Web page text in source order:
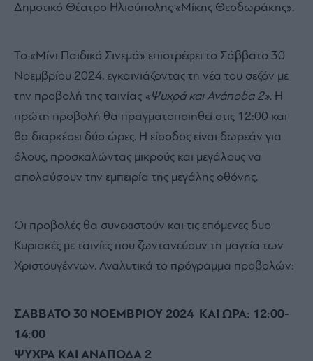
Δημοτικό Θέατρο Ηλιούπολης «Μίκης Θεοδωράκης».
Το «Μίνι Παιδικό Σινεμά» επιστρέφει το Σάββατο 30
Νοεμβρίου 2024, εγκαινιάζοντας τη νέα του σεζόν με
την προβολή της ταινίας «Ψυχρά και Ανάποδα 2». Η
πρώτη προβολή θα πραγματοποιηθεί στις 12:00 και
θα διαρκέσει δύο ώρες. Η είσοδος είναι δωρεάν για
όλους, προσκαλώντας μικρούς και μεγάλους να
απολαύσουν την εμπειρία της μεγάλης οθόνης.
Οι προβολές θα συνεχιστούν και τις επόμενες δυο
Κυριακές με ταινίες που ζωντανεύουν τη μαγεία των
Χριστουγέννων. Αναλυτικά το πρόγραμμα προβολών:
ΣΑΒΒΑΤΟ 30 ΝΟΕΜΒΡΙΟΥ 2024 ΚΑΙ ΩΡΑ: 12:00-
14:00
ΨΥΧΡΑ ΚΑΙ ΑΝΑΠΟΔΑ 2